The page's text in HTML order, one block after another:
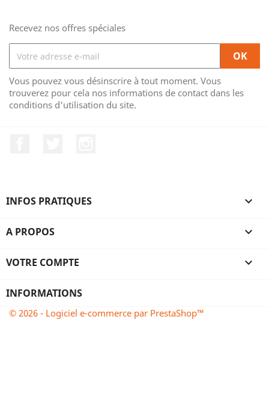
Recevez nos offres spéciales
Vous pouvez vous désinscrire à tout moment. Vous
trouverez pour cela nos informations de contact dans les
conditions d'utilisation du site.
INFOS PRATIQUES 
A PROPOS 
VOTRE COMPTE 
INFORMATIONS
© 2026 - Logiciel e-commerce par PrestaShop™